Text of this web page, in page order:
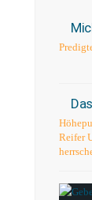
Reifer